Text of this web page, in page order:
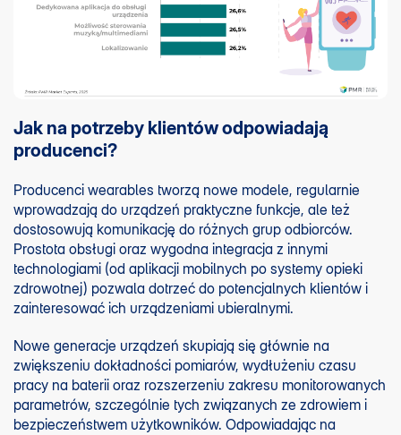
Jak na potrzeby klientów odpowiadają
producenci?
Producenci wearables tworzą nowe modele, regularnie
wprowadzają do urządzeń praktyczne funkcje, ale też
dostosowują komunikację do różnych grup odbiorców.
Prostota obsługi oraz wygodna integracja z innymi
technologiami (od aplikacji mobilnych po systemy opieki
zdrowotnej) pozwala dotrzeć do potencjalnych klientów i
zainteresować ich urządzeniami ubieralnymi.
Nowe generacje urządzeń skupiają się głównie na
zwiększeniu dokładności pomiarów, wydłużeniu czasu
pracy na baterii oraz rozszerzeniu zakresu monitorowanych
parametrów, szczególnie tych związanych ze zdrowiem i
bezpieczeństwem użytkowników. Odpowiadając na